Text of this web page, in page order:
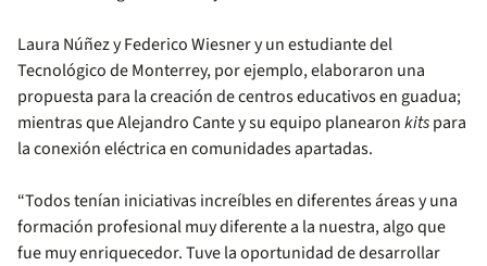
Laura Núñez y Federico Wiesner y un estudiante del
Tecnológico de Monterrey, por ejemplo, elaboraron una
propuesta para la creación de centros educativos en guadua;
mientras que Alejandro Cante y su equipo planearonkitspara
la conexión eléctrica en comunidades apartadas.
“Todos tenían iniciativas increíbles en diferentes áreas y una
formación profesional muy diferente a la nuestra, algo que
fue muy enriquecedor. Tuve la oportunidad de desarrollar